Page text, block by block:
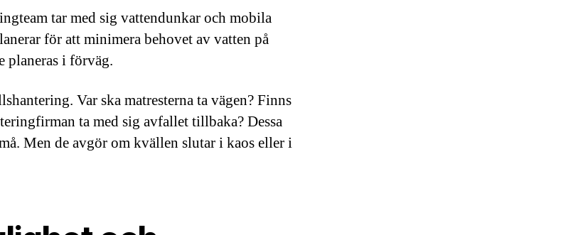
tar med sig vattendunkar och mobila
för att minimera behovet av vatten på
planeras i förväg.
Var ska matresterna ta vägen? Finns
ta med sig avfallet tillbaka? Dessa
Men de avgör om kvällen slutar i kaos eller i